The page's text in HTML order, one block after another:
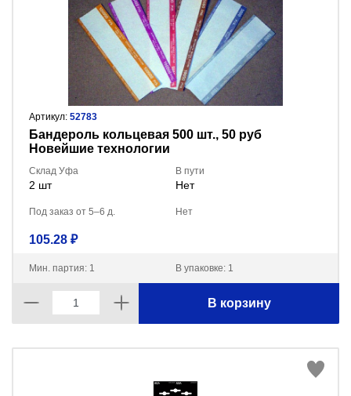
Артикул: 52783
Бандероль кольцевая 500 шт., 50 руб
Новейшие технологии
Склад Уфа
2 шт
В пути
Нет
Под заказ от 5–6 д. Нет
105.28 ₽
Мин. партия: 1 В упаковке: 1
В корзину